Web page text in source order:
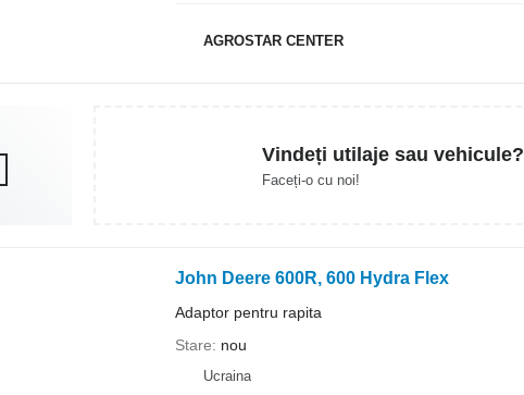
AGROSTAR CENTER
Vindeți utilaje sau vehicule?
Faceți-o cu noi!
John Deere 600R, 600 Hydra Flex
Adaptor pentru rapita
Stare
nou
Ucraina